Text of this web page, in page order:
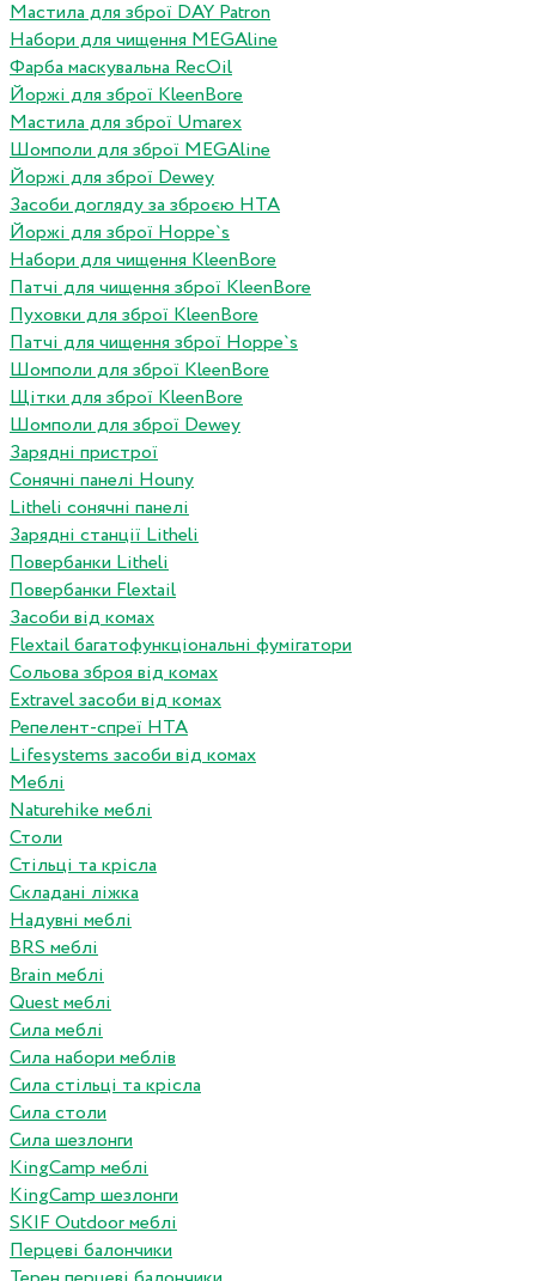
Мастила для зброї DAY Patron
Набори для чищення MEGAline
Фарба маскувальна RecOil
Йоржі для зброї KleenBore
Мастила для зброї Umarex
Шомполи для зброї MEGAline
Йоржі для зброї Dewey
Засоби догляду за зброєю HTA
Йоржі для зброї Hoppe`s
Набори для чищення KleenBore
Патчі для чищення зброї KleenBore
Пуховки для зброї KleenBore
Патчі для чищення зброї Hoppe`s
Шомполи для зброї KleenBore
Щітки для зброї KleenBore
Шомполи для зброї Dewey
Зарядні пристрої
Сонячні панелі Houny
Litheli сонячні панелі
Зарядні станції Litheli
Повербанки Litheli
Повербанки Flextail
Засоби від комах
Flextail багатофункціональні фумігатори
Сольова зброя від комах
Extravel засоби від комах
Репелент-спреї HTA
Lifesystems засоби від комах
Меблі
Naturehike меблі
Столи
Стільці та крісла
Складані ліжка
Надувні меблі
BRS меблі
Brain меблі
Quest меблі
Сила меблі
Сила набори меблів
Сила стільці та крісла
Сила столи
Сила шезлонги
KingCamp меблі
KingCamp шезлонги
SKIF Outdoor меблі
Перцеві балончики